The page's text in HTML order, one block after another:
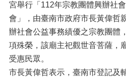
宮舉行「112年宗教團體興辦社
會」，由臺南市政府市長黃偉哲
辦社會公益事務績優之宗教團體
項殊榮，該廟主祀觀世音菩薩，
受惠民眾。
市長黃偉哲表示，臺南市登記及